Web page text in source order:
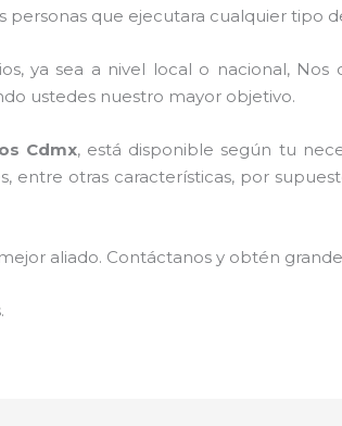
personas que ejecutara cualquier tipo
ya sea a nivel local o nacional,
ustedes nuestro mayor objetivo.
Cdmx, está disponible según tu
entre otras características, por
aliado. Contáctanos y obtén